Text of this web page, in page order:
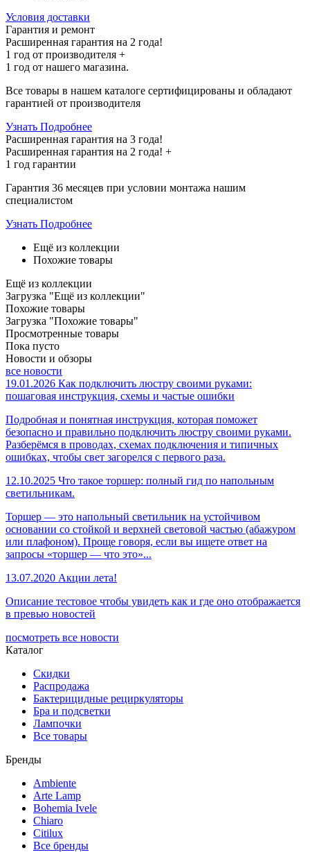
Условия доставки
Гарантия и ремонт
Расширенная гарантия на 2 года!
1 год от производителя +
1 год от нашего магазина.
Все товары в нашем каталоге сертифицированы и обладают
гарантией от производителя
Узнать Подробнее
Расширенная гарантия на 3 года!
Расширенная гарантия на 2 года! +
1 год гарантии
Гарантия 36 месяцев при условии монтажа нашим
специалистом
Узнать Подробнее
Ещё из коллекции
Похожие товары
Ещё из коллекции
Загрузка "Ещё из коллекции"
Похожие товары
Загрузка "Похожие товары"
Просмотренные товары
Пока пусто
Новости и обзоры
все новости
19.01.2026 Как подключить люстру своими руками:
пошаговая инструкция, схемы и частые ошибки
Подробная и понятная инструкция, которая поможет
безопасно и правильно подключить люстру своими руками.
Разберёмся в проводах, схемах подключения и типичных
ошибках, чтобы свет загорелся с первого раза.
12.10.2025 Что такое торшер: полный гид по напольным
светильникам.
Торшер — это напольный светильник на устойчивом
основании со стойкой и верхней световой частью (абажуром
или плафоном). Проще говоря, если вы ищете ответ на
запросы «торшер — что это»...
13.07.2020 Акции лета!
Описание тестовое чтобы увидеть как и где оно отображается
в превью новостей
посмотреть все новости
Каталог
Скидки
Распродажа
Бактерицидные рециркуляторы
Бра и подсветки
Лампочки
Все товары
Бренды
Ambiente
Arte Lamp
Bohemia Ivele
Chiaro
Citilux
Все бренды